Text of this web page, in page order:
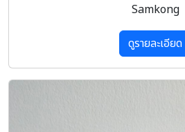
Samkong
ดูรายละเอียด